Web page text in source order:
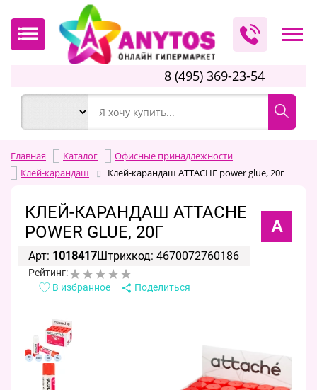
8 (495) 369-23-54
Главная Каталог
Офисные принадлежности
Клей-карандаш
Клей-карандаш ATTACHE power glue, 20г
КЛЕЙ-КАРАНДАШ ATTACHE
POWER GLUE, 20Г
A
Арт: 1018417Штрихкод: 4670072760186
Рейтинг:
В избранное
Поделиться